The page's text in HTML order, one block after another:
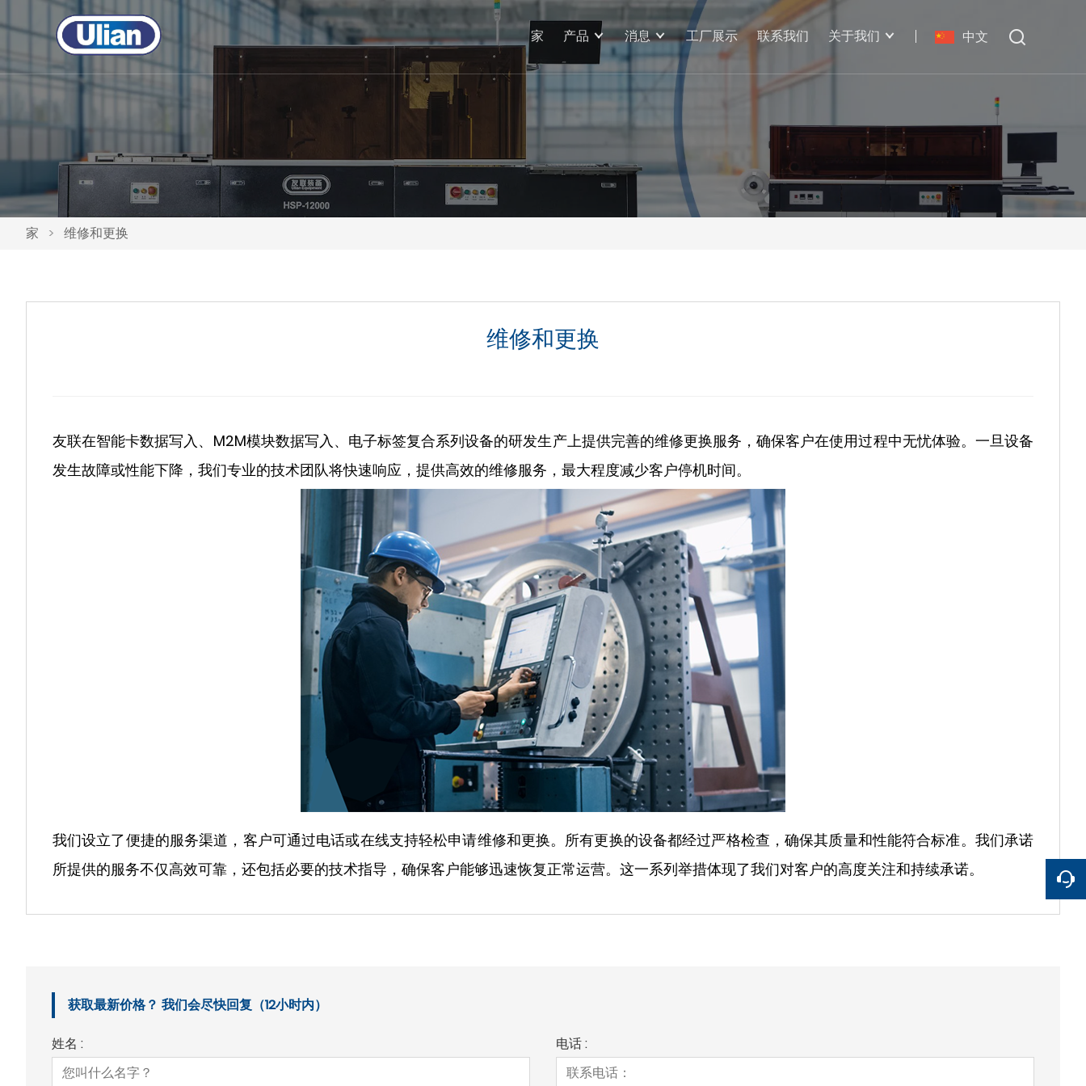
中文
家 产品 消息 工厂展示 联系我们 关于我们
家 > 维修和更换
维修和更换
友联在智能卡数据写入、M2M模块数据写入、电子标签复合系列设备的研发生产上提供完善的维修更换服务，确保客户在使用过程中无忧体验。一旦设备
发生故障或性能下降，我们专业的技术团队将快速响应，提供高效的维修服务，最大程度减少客户停机时间。
我们设立了便捷的服务渠道，客户可通过电话或在线支持轻松申请维修和更换。所有更换的设备都经过严格检查，确保其质量和性能符合标准。我们承诺
所提供的服务不仅高效可靠，还包括必要的技术指导，确保客户能够迅速恢复正常运营。这一系列举措体现了我们对客户的高度关注和持续承诺。
获取最新价格？ 我们会尽快回复（12小时内）
姓名 : 电话 :